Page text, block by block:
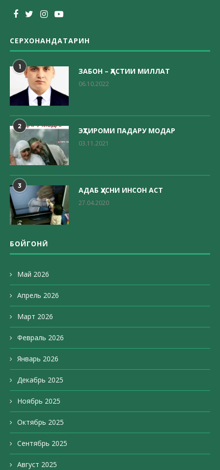
СЕРХОНАНДАТАРИН
1 ЗАБОН – ҲАСТИИ МИЛЛАТ
06.10.2022
2 ЭҲТИРОМИ ПАДАРУ МОДАР
03.11.2021
3 АДАБ ҲУСНИ ИНСОН АСТ
27.04.2020
БОЙГОНӢ
Май 2026
Апрель 2026
Март 2026
Февраль 2026
Январь 2026
Декабрь 2025
Ноябрь 2025
Октябрь 2025
Сентябрь 2025
Август 2025